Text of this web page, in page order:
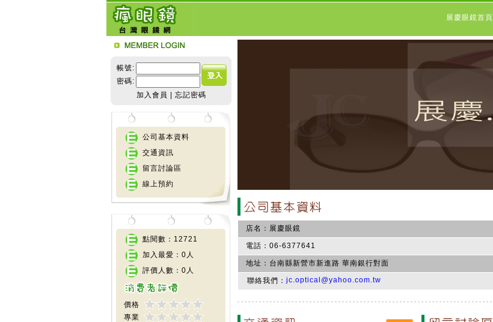
展慶眼鏡首頁
帳號:
密碼:
加入會員
忘記密碼
公司基本資料
交通資訊
留言討論區
線上預約
點閱數：12721
加入最愛：0人
評價人數：0人
價格
專業
店名： 展慶眼鏡
電話： 06-6377641
地址： 台南縣新營市新進路 華南銀行對面
聯絡我們： jc.optical@yahoo.com.tw